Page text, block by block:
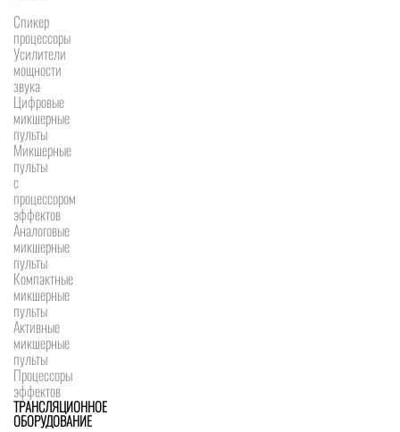
Спикер
процессоры
Усилители
мощности
звука
Цифровые
микшерные
пульты
Микшерные
пульты
с
процессором
эффектов
Аналоговые
микшерные
пульты
Компактные
микшерные
пульты
Активные
микшерные
пульты
Процессоры
эффектов
ТРАНСЛЯЦИОННОЕ
ОБОРУДОВАНИЕ